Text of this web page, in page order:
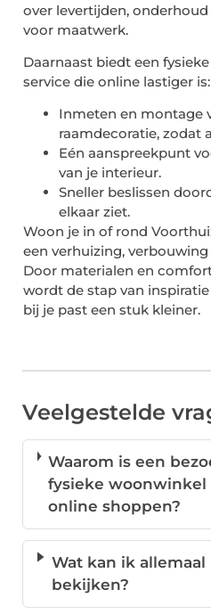
over levertijden,
voor maatwerk.
Daarnaast biedt een
service die online lastiger is:
Inmeten en montage
raamdecoratie, zodat
Eén aanspreekpunt
van je interieur.
Sneller beslissen
elkaar ziet.
Woon je in of rond
een verhuizing,
Door materialen en
wordt de stap van
bij je past een stuk kleiner.
Veelgestelde
Waarom is een
fysieke woonwinkel
online shoppen?
Wat kan ik
bekijken?